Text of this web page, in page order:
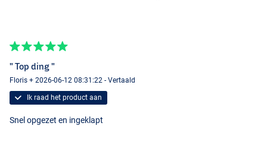
" Top ding "
Floris + 2026-06-12 08:31:22 - Vertaald
Ik raad het product aan
Snel opgezet en ingeklapt